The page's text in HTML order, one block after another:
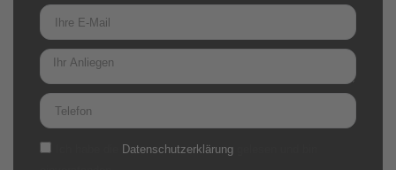
Datenschutzerklärung